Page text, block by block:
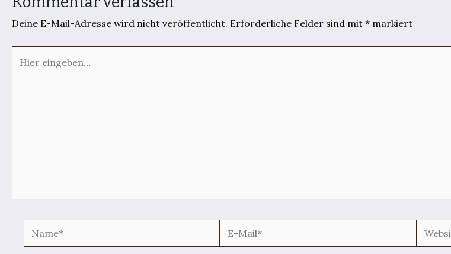
Deine E-Mail-Adresse wird nicht veröffentlicht. Erforderliche Felder sind mit * markiert
eingeben…
Name*
E-
Mail*
Website